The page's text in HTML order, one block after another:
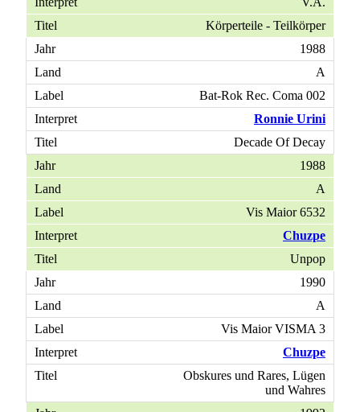
Körperteile - Teilkörper
1988
A
Bat-Rok Rec. Coma 002
Ronnie Urini
Decade Of Decay
1988
A
Vis Maior 6532
Chuzpe
Unpop
1990
A
Vis Maior VISMA 3
Chuzpe
Obskures und Rares, Lügen
und Wahres